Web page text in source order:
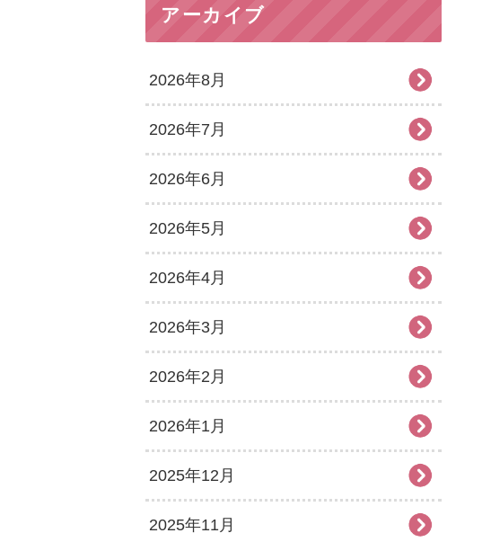
アーカイブ
2026年8月
2026年7月
2026年6月
2026年5月
2026年4月
2026年3月
2026年2月
2026年1月
2025年12月
2025年11月